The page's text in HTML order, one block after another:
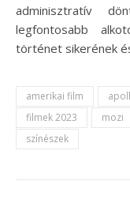
adminisztratív
legfontosabb
történet sikerének
amerikai film
filmek 2023
mozi
színészek